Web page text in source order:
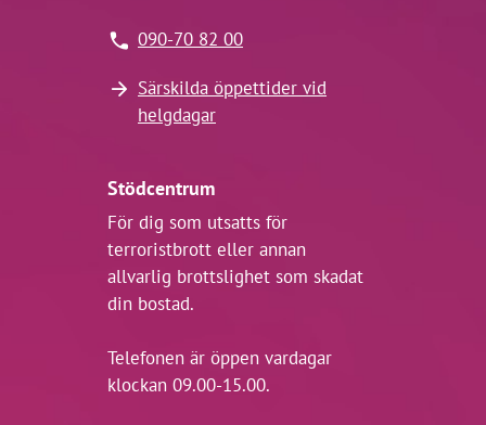
090-70 82 00
Särskilda öppettider vid
helgdagar
Stödcentrum
För dig som utsatts för
terroristbrott eller annan
allvarlig brottslighet som skadat
din bostad.
Telefonen är öppen vardagar
klockan 09.00-15.00.